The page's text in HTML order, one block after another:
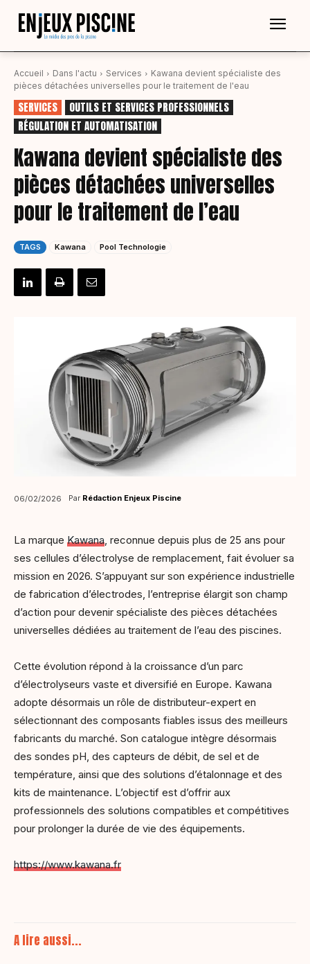
Accueil Dans l'actu Services
Kawana devient spécialiste des
pièces détachées universelles pour le traitement de l'eau
SERVICES
OUTILS ET SERVICES PROFESSIONNELS
RÉGULATION ET AUTOMATISATION
Kawana devient spécialiste des
pièces détachées universelles
pour le traitement de l’eau
TAGS Kawana Pool Technologie
06/02/2026 Par Rédaction Enjeux Piscine
La marque Kawana , reconnue depuis plus de 25 ans pour
ses cellules d’électrolyse de remplacement, fait évoluer sa
mission en 2026. S’appuyant sur son expérience industrielle
de fabrication d’électrodes, l’entreprise élargit son champ
d’action pour devenir spécialiste des pièces détachées
universelles dédiées au traitement de l’eau des piscines.
Cette évolution répond à la croissance d’un parc
d’électrolyseurs vaste et diversifié en Europe. Kawana
adopte désormais un rôle de distributeur-expert en
sélectionnant des composants fiables issus des meilleurs
fabricants du marché. Son catalogue intègre désormais
des sondes pH, des capteurs de débit, de sel et de
température, ainsi que des solutions d’étalonnage et des
kits de maintenance. L’objectif est d’offrir aux
professionnels des solutions compatibles et compétitives
pour prolonger la durée de vie des équipements.
https://www.kawana.fr
A lire aussi...